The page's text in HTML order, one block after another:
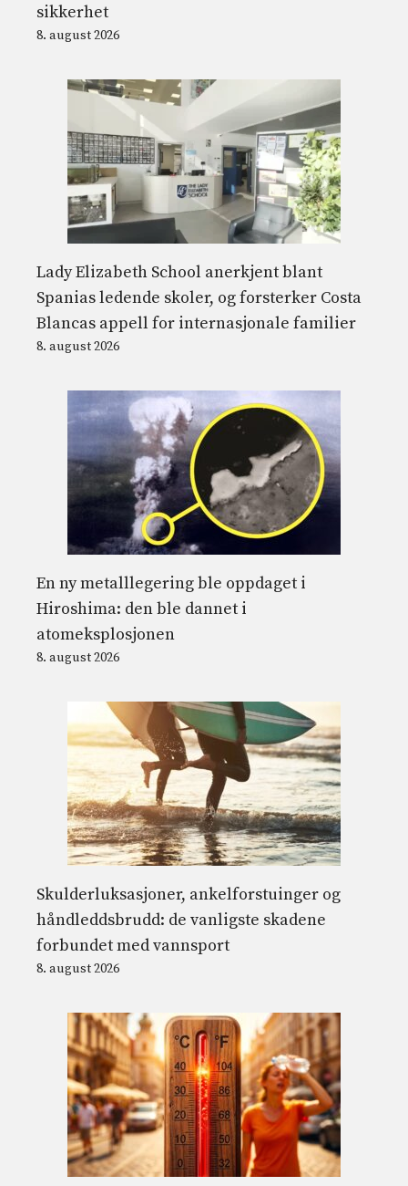
sikkerhet
8. august 2026
Lady Elizabeth School anerkjent blant
Spanias ledende skoler, og forsterker Costa
Blancas appell for internasjonale familier
8. august 2026
En ny metalllegering ble oppdaget i
Hiroshima: den ble dannet i
atomeksplosjonen
8. august 2026
Skulderluksasjoner, ankelforstuinger og
håndleddsbrudd: de vanligste skadene
forbundet med vannsport
8. august 2026